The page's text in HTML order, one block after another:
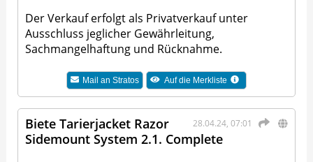
Der Verkauf erfolgt als Privatverkauf unter
Ausschluss jeglicher Gewährleitung,
Sachmangelhaftung und Rücknahme.
Mail anStratos Auf die Merkliste
28.04.24, 07:01
Biete Tarierjacket Razor
Sidemount System 2.1. Complete